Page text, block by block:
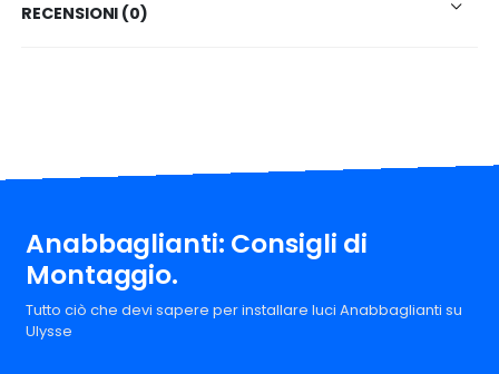
RECENSIONI (0)
Anabbaglianti: Consigli di
Montaggio.
Tutto ciò che devi sapere per installare luci Anabbaglianti su
Ulysse